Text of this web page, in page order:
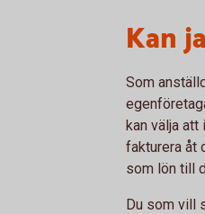
Kan
Som
kan välja att
fakturera åt
som lön till
Du som vill